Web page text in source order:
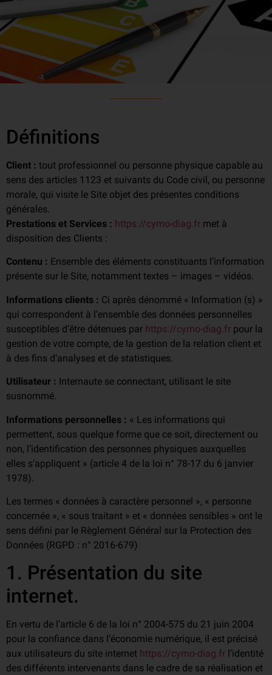
Définitions
Client : tout professionnel ou personne physique capable au
sens des articles 1123 et suivants du Code civil, ou personne
morale, qui visite le Site objet des présentes conditions
générales.
Prestations et Services : https://cymo-diag.fr met à
disposition des Clients :
Contenu : Ensemble des éléments constituants l’information
présente sur le Site, notamment textes – images – vidéos.
Informations clients : Ci après dénommé « Information (s) »
qui correspondent à l’ensemble des données personnelles
susceptibles d’être détenues par https://cymo-diag.fr pour la
gestion de votre compte, de la gestion de la relation client et
à des fins d’analyses et de statistiques.
Utilisateur : Internaute se connectant, utilisant le site
susnommé.
Informations personnelles : « Les informations qui
permettent, sous quelque forme que ce soit, directement ou
non, l’identification des personnes physiques auxquelles
elles s’appliquent » (article 4 de la loi n° 78-17 du 6 janvier
1978).
Les termes « données à caractère personnel », « personne
concernée », « sous traitant » et « données sensibles » ont le
sens défini par le Règlement Général sur la Protection des
Données (RGPD : n° 2016-679)
1. Présentation du site
internet.
En vertu de l’article 6 de la loi n° 2004-575 du 21 juin 2004
pour la confiance dans l’économie numérique, il est précisé
aux utilisateurs du site internet https://cymo-diag.fr l’identité
des différents intervenants dans le cadre de sa réalisation et